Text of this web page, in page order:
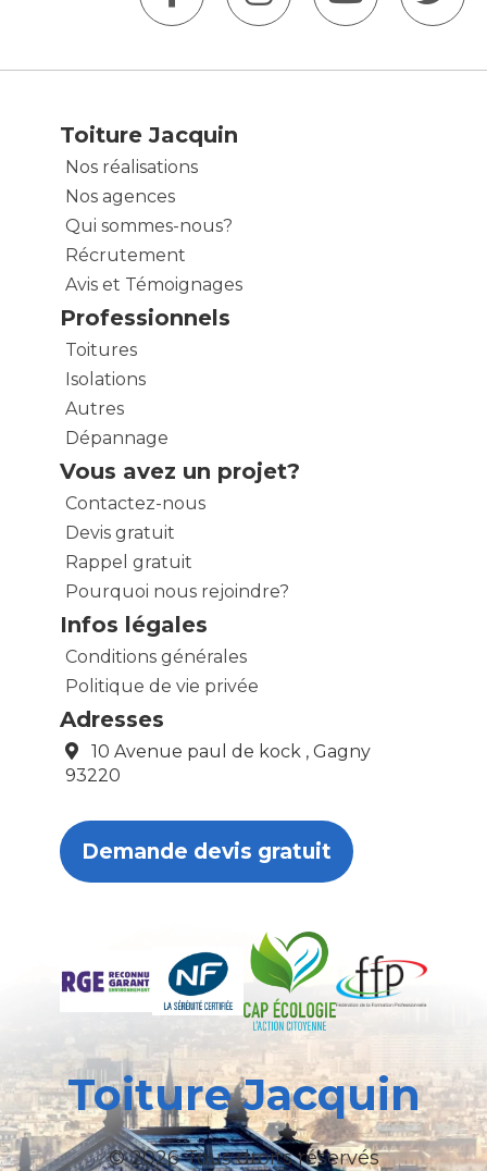
Toiture Jacquin
Nos réalisations
Nos agences
Qui sommes-nous?
Récrutement
Avis et Témoignages
Professionnels
Toitures
Isolations
Autres
Dépannage
Vous avez un projet?
Contactez-nous
Devis gratuit
Rappel gratuit
Pourquoi nous rejoindre?
Infos légales
Conditions générales
Politique de vie privée
Adresses
10 Avenue paul de kock , Gagny
93220
Demande devis gratuit
Toiture Jacquin
© 2026 Tous droits réservés